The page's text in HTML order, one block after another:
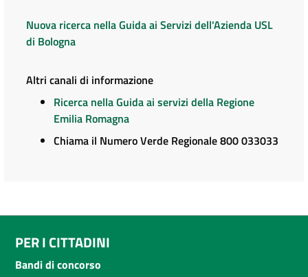
Nuova ricerca nella Guida ai Servizi dell'Azienda USL
di Bologna
Altri canali di informazione
Ricerca nella Guida ai servizi della Regione
Emilia Romagna
Chiama il Numero Verde Regionale 800 033033
PER I CITTADINI
Bandi di concorso